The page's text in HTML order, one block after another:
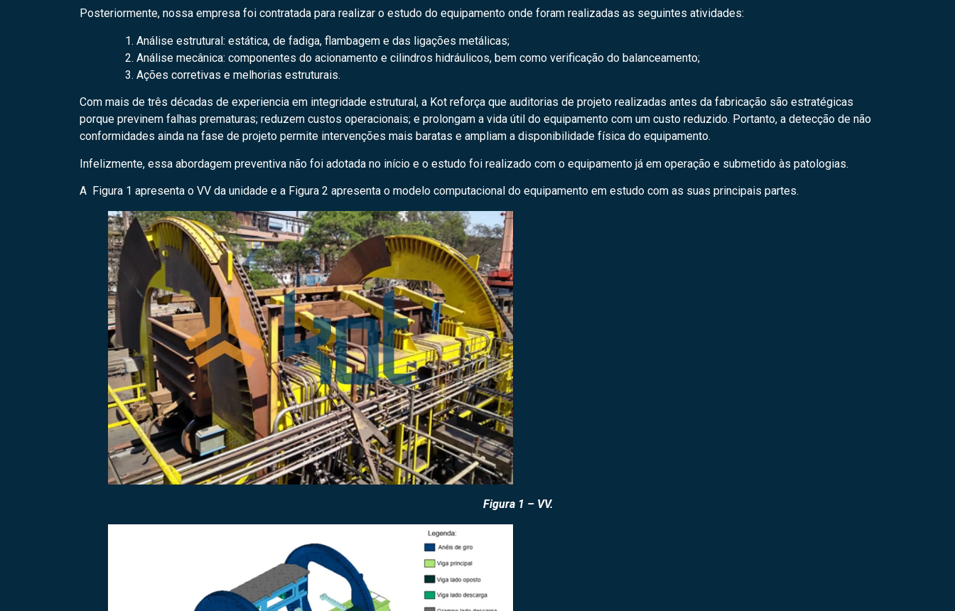
Posteriormente, nossa empresa foi contratada para realizar o estudo do equipamento onde foram realizadas as seguintes atividades:
Análise estrutural: estática, de fadiga, flambagem e das ligações metálicas;
Análise mecânica: componentes do acionamento e cilindros hidráulicos, bem como verificação do balanceamento;
Ações corretivas e melhorias estruturais.
Com mais de três décadas de experiencia em integridade estrutural, a Kot reforça que auditorias de projeto realizadas antes da fabricação são estratégicas
porque previnem falhas prematuras; reduzem custos operacionais; e prolongam a vida útil do equipamento com um custo reduzido. Portanto, a detecção de não
conformidades ainda na fase de projeto permite intervenções mais baratas e ampliam a disponibilidade física do equipamento.
Infelizmente, essa abordagem preventiva não foi adotada no início e o estudo foi realizado com o equipamento já em operação e submetido às patologias.
A Figura 1 apresenta o VV da unidade e a Figura 2 apresenta o modelo computacional do equipamento em estudo com as suas principais partes.
Figura 1 – VV.